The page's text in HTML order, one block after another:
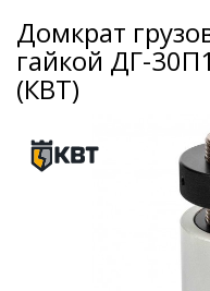
Домкрат
гайкой ДГ-
(КВТ)